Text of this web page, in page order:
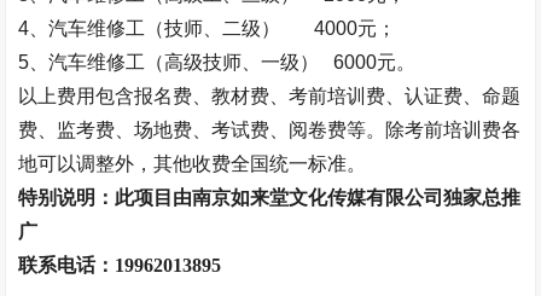
4 、汽车维修工（技师、二级） 4000元；
5 、汽车维修工（高级技师、一级） 6000元。
以上费用包含报名费、教材费、考前培训费、认证费、命题
费、监考费、场地费、考试费、阅卷费等。除考前培训费各
地可以调整外，其他收费全国统一标准。
特别说明：此项目由南京如来堂文化传媒有限公司独家总推
广
联系电话：19962013895